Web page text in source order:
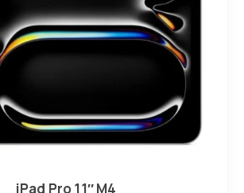
iPad Pro 11″ M4